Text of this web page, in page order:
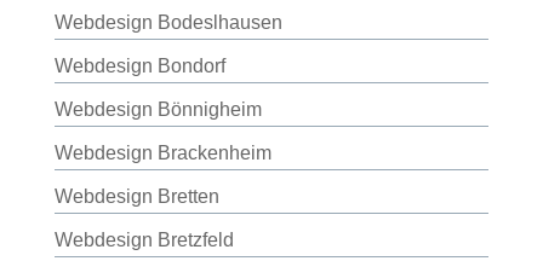
Webdesign Bodeslhausen
Webdesign Bondorf
Webdesign Bönnigheim
Webdesign Brackenheim
Webdesign Bretten
Webdesign Bretzfeld